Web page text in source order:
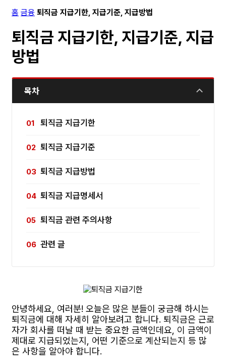
홈 금융 퇴직금 지급기한, 지급기준, 지급방법
퇴직금 지급기한, 지급기준, 지급
방법
목차
퇴직금 지급기한
퇴직금 지급기준
퇴직금 지급방법
퇴직금 지급명세서
퇴직금 관련 주의사항
관련 글
안녕하세요, 여러분! 오늘은 많은 분들이 궁금해 하시는
퇴직금에 대해 자세히 알아보려고 합니다. 퇴직금은 근로
자가 회사를 떠날 때 받는 중요한 금액인데요, 이 금액이
제대로 지급되었는지, 어떤 기준으로 계산되는지 등 많
은 사항을 알아야 합니다.